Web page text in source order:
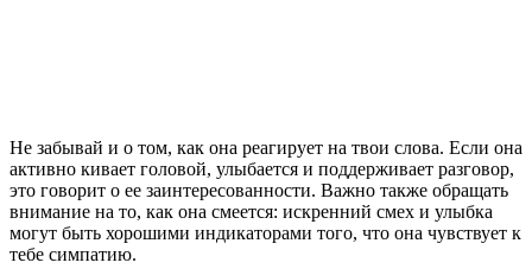
Не забывай и о том, как она реагирует на твои слова. Если она
активно кивает головой, улыбается и поддерживает разговор,
это говорит о ее заинтересованности. Важно также обращать
внимание на то, как она смеется: искренний смех и улыбка
могут быть хорошими индикаторами того, что она чувствует к
тебе симпатию.